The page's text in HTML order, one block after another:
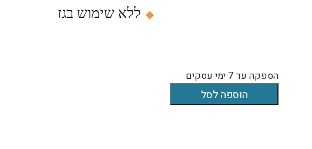
ללא שימוש בגז
הספקה עד 7 ימי עסקים
הוספה לסל